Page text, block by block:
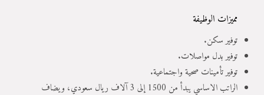
مميزات الوظيفة
توفير سكن.
توفير بدل مواصلات.
توفير تأمينات صحية واجتماعية.
الراتب الاساسي يبدأ من 1500 إلى 3 آلاف ريال سعودي، ويضاف